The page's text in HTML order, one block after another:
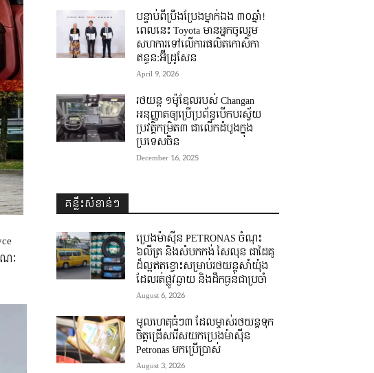
ៈ
បន្ទាប់ពីប្រឹងប្រែងម្នាក់ឯង ៣០ឆ្នាំ! ​
ពេលនេះ Toyota មានអ្នកចូលរួម
សហការទៅលើការផលិតកោសិកា
ឥន្ធន:អ៊ីដ្រូសែន
April 9, 2026
រថយន្ត ១ម៉ូឌែលរបស់ Changan
អនុញ្ញាតឲ្យប្រើប្រព័ន្ធបើកបរស្វ័យ
ប្រវត្តិកម្រិត៣ ជាលើកដំបូងក្នុង
ប្រទេសចិន
December 16, 2025
គន្លឹះសំខាន់ៗ
ប្រេងម៉ាស៊ីន PETRONAS ចំណុះ
៦លីត្រ និងសំបកកង់ សៃលុន ជាដៃគូ
ដ៏ល្អឥតខ្ចោះសម្រាប់រថយន្តសាំយ៉ុង
ដែលរត់ផ្លូវឆ្ងាយ និងដឹកធ្ងន់ជាប្រចាំ
August 6, 2026
មូលហេតុធំៗ៣ ដែលម្ចាស់រថយន្តទុក
ចិត្តជ្រើសរើសយកប្រេងម៉ាស៊ីន
Petronas មកប្រើប្រាស់
August 3, 2026